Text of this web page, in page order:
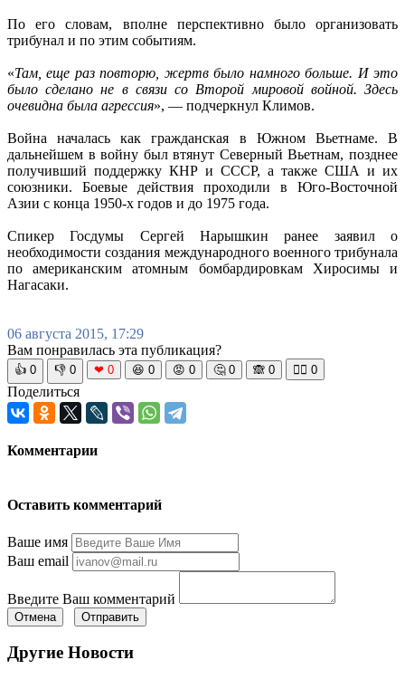
По его словам, вполне перспективно было организовать
трибунал и по этим событиям.
«Там, еще раз повторю, жертв было намного больше. И это
было сделано не в связи со Второй мировой войной. Здесь
очевидна была агрессия», — подчеркнул Климов.
Война началась как гражданская в Южном Вьетнаме. В
дальнейшем в войну был втянут Северный Вьетнам, позднее
получивший поддержку КНР и СССР, а также США и их
союзники. Боевые действия проходили в Юго-Восточной
Азии с конца 1950-х годов и до 1975 года.
Спикер Госдумы Сергей Нарышкин ранее заявил о
необходимости создания международного военного трибунала
по американским атомным бомбардировкам Хиросимы и
Нагасаки.
06 августа 2015, 17:29
Вам понравилась эта публикация?
👍 0 👎 0 ❤ 0 😆 0 😡 0 🤔 0 🙈 0 🧘‍♀️ 0
Поделиться
Комментарии
Оставить комментарий
Ваше имя
Ваш email
Введите Ваш комментарий
Отмена Отправить
Другие Новости